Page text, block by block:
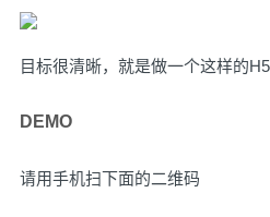
目标很清晰，就是做一个这样的H5
DEMO
请用手机扫下面的二维码